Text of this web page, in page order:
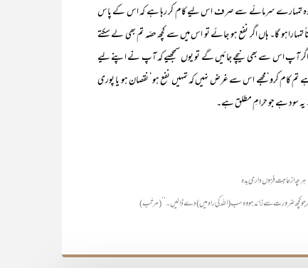
وہ تمہارے سرمائے سے صرف اس لیے کام کر رہا ہے کہ اس کے پاس
گا۔ ہاں اگر نفع ہو جائے تو اس میں سے کچھ حصّہ تم بھی لے سکتے
۔اگر آپ اس سے بھی نیچے جائیں گے تو یوں سمجھیے کہ آپ نے اپنے لیے
تم کام کرو‘ مجھے اس سے غرض نہیں کہ تمہیں نفع ہو‘ نقصان ہو یا پوری
یہ سود ہے جو حرامِ مطلق ہے۔
ہرچہ از حاجت فزوں داری بدہ
اور جو کچھ ضرورت سے زائد ہو وہ سب (اللہ کی راہ میں) دے ڈالیں۔‘‘ (مرتّب)